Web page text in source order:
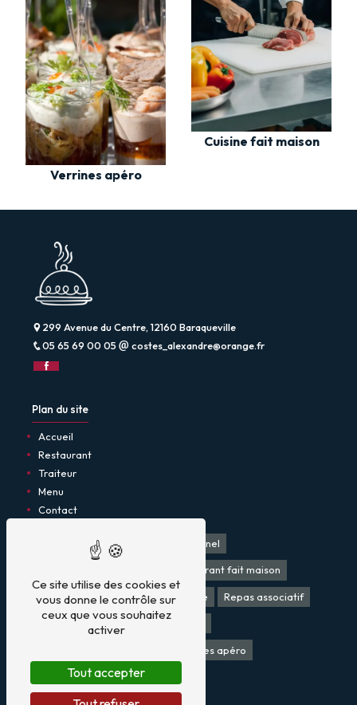
Verrines apéro
Cuisine fait maison
299 Avenue du Centre, 12160 Baraqueville
05 65 69 00 05
costes_alexandre@orange.fr
Plan du site
Accueil
Restaurant
Traiteur
Menu
Contact
Restaurant traditionnel
Restaurant fait maison
Traiteur Bar Traiteur mariage Repas associatif
Plat à emporter Repas mariage
Verrines apéro
Cuisine fait maison
Ce site utilise des cookies et
vous donne le contrôle sur
ceux que vous souhaitez
activer
Tout accepter